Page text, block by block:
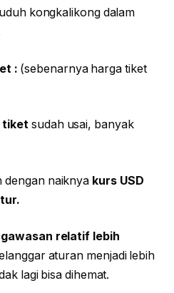
kongkalikong dalam
: (sebenarnya harga tiket
tiket sudah usai, banyak
dengan naiknya kurs USD
relatif lebih
aturan menjadi lebih
lagi bisa dihemat.